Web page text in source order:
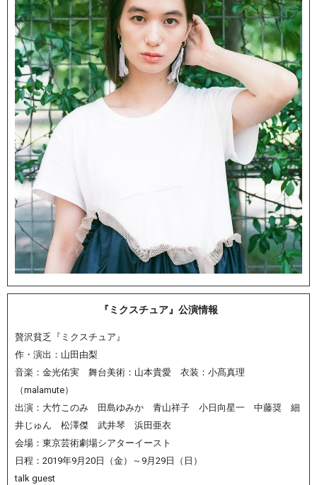
『ミクスチュア』公演情報
贅沢貧乏『ミクスチュア』
作・演出：山田由梨
音楽：金光佑実 舞台美術：山本貴愛 衣装：小髙真理
（malamute）
出演：大竹このみ 田島ゆみか 青山祥子 小日向星一 中藤奨 細
井じゅん 松澤傑 武井琴 浜田亜衣
会場：東京芸術劇場シアターイースト
日程：2019年9月20日（金）～9月29日（日）
talk guest